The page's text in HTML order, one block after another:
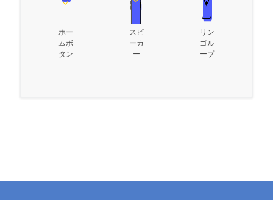
ホー
ムボ
タン
スピ
ーカ
ー
リン
ゴル
ープ